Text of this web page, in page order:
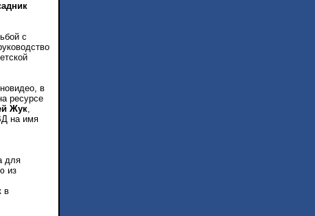
с
в
ресурсе
Жук,
на имя
для
из
в